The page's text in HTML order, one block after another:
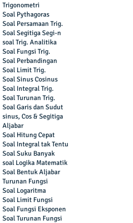
Trigonometri
Soal Pythagoras
Soal Persamaan Trig.
Soal Segitiga Segi-n
soal Trig. Analitika
Soal Fungsi Trig.
Soal Perbandingan
Soal Limit Trig.
Soal Sinus Cosinus
Soal Integral Trig.
Soal Turunan Trig.
Soal Garis dan Sudut
sinus, Cos & Segitiga
Aljabar
Soal Hitung Cepat
Soal Integral tak Tentu
Soal Suku Banyak
soal Logika Matematik
Soal Bentuk Aljabar
Turunan Fungsi
Soal Logaritma
Soal Limit Fungsi
Soal Fungsi Eksponen
Soal Turunan Fungsi